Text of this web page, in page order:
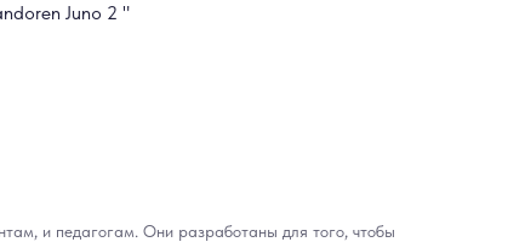
Juno 2 "
и педагогам. Они разработаны для того, чтобы